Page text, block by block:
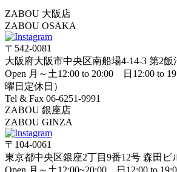
ZABOU 大阪店
ZABOU OSAKA
〒542-0081
大阪府大阪市中央区南船場4-14-3 第2飯
Open 月～土12:00 to 20:00 日12:00 to
曜日定休日）
Tel & Fax 06-6251-9991
ZABOU 銀座店
ZABOU GINZA
〒104-0061
東京都中央区銀座2丁目9番12号 森田ビ
Open 月～土12:00~20:00 日12:00 to